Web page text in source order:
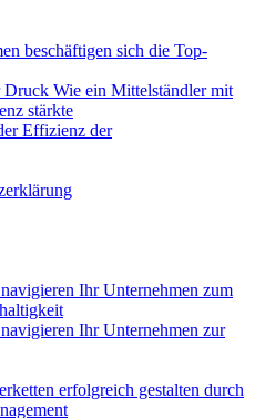
beschäftigen sich die Top-
Wie ein Mittelständler mit
stärkte
Effizienz der
Ihr Unternehmen zum
Ihr Unternehmen zur
erfolgreich gestalten durch